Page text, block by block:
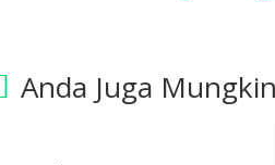
Anda Juga